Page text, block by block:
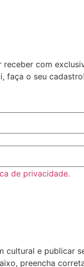
receber com
faça o seu cadastro!
de privacidade.
cultural e publicar
preencha